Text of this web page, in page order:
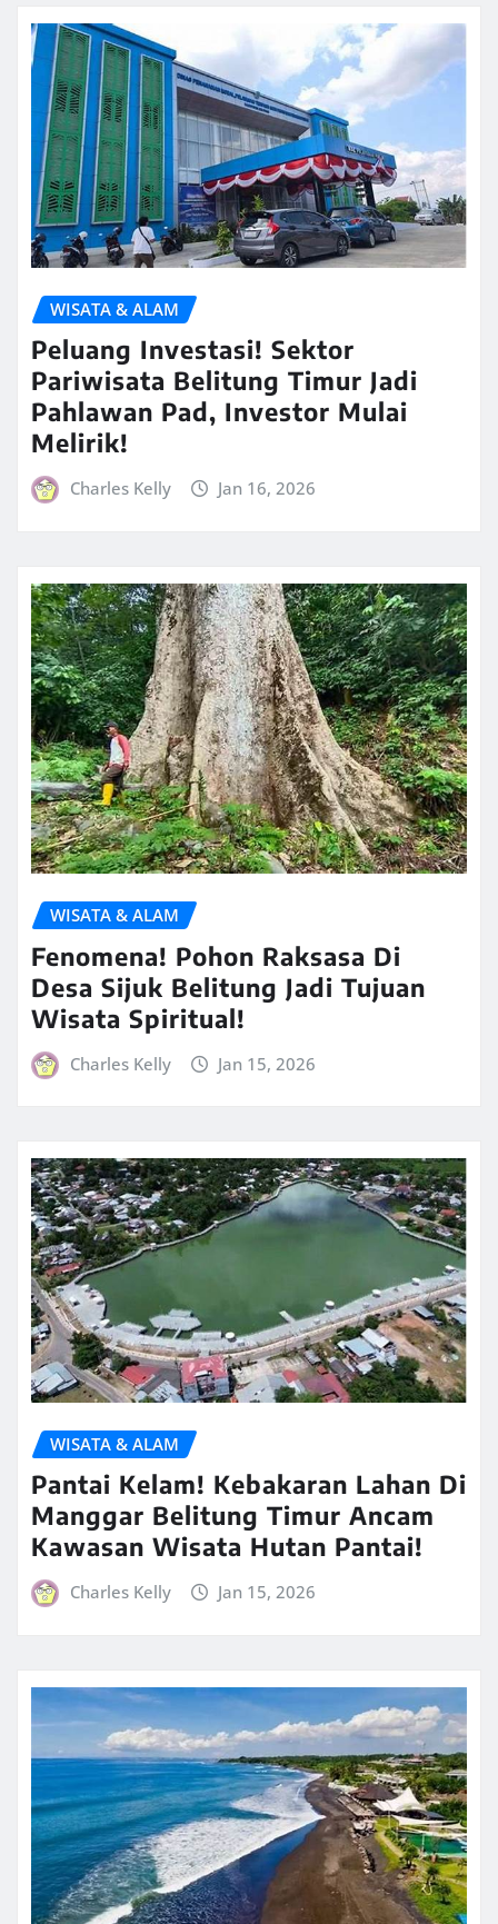
WISATA & ALAM
Peluang Investasi! Sektor
Pariwisata Belitung Timur Jadi
Pahlawan Pad, Investor Mulai
Melirik!
Charles Kelly Jan 16, 2026
WISATA & ALAM
Fenomena! Pohon Raksasa Di
Desa Sijuk Belitung Jadi Tujuan
Wisata Spiritual!
Charles Kelly Jan 15, 2026
WISATA & ALAM
Pantai Kelam! Kebakaran Lahan Di
Manggar Belitung Timur Ancam
Kawasan Wisata Hutan Pantai!
Charles Kelly Jan 15, 2026